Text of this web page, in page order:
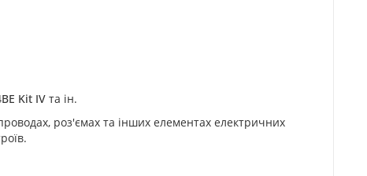
Kit IV та ін.
роз'ємах та інших елементах електричних